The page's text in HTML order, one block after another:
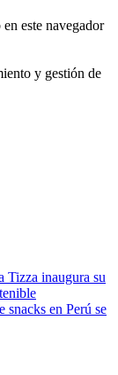
este navegador
y gestión de
Tizza inaugura su
snacks en Perú se